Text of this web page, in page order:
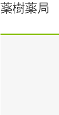
薬樹薬局